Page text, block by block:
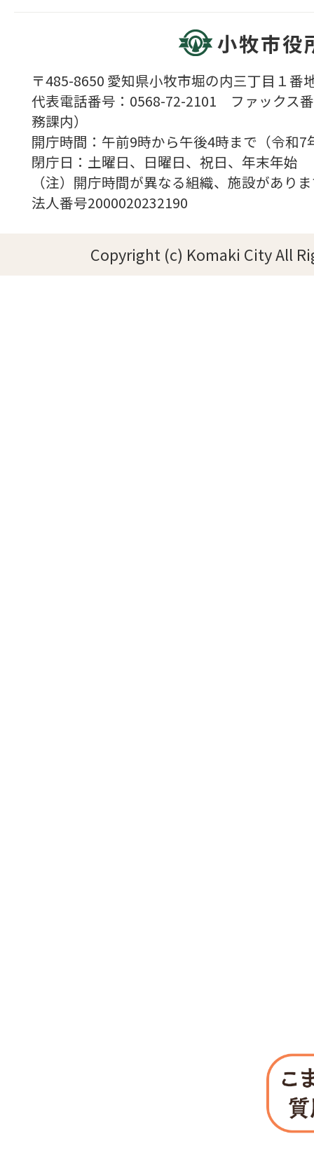
小牧市役
〒485-8650 愛知県小牧市堀の内三丁目１番
代表電話番号：0568-72-2101 ファックス
務課内）
開庁時間：午前9時から午後4時まで（令
閉庁日：土曜日、日曜日、祝日、年末年始
（注）開庁時間が異なる組織、施設があり
法人番号2000020232190
Copyright (c) Komaki City All